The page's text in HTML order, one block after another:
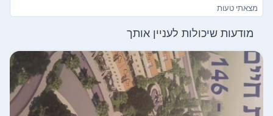
מצאתי טעות
מודעות שיכולות לעניין אותך